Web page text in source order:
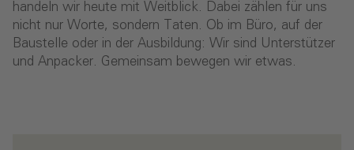
handeln wir heute mit Weitblick. Dabei zählen für uns
nicht nur Worte, sondern Taten. Ob im Büro, auf der
Baustelle oder in der Ausbildung: Wir sind Unterstützer
und Anpacker. Gemeinsam bewegen wir etwas.